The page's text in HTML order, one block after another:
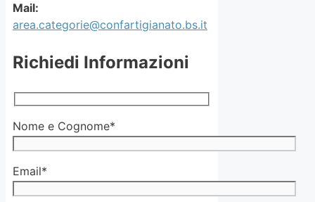
Mail:
area.categorie@confartigianato.bs.it
Richiedi Informazioni
Nome e Cognome*
Email*